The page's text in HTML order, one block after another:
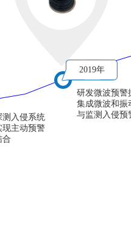
测入侵系统
现主动预警
合
2019年
研发微波预警
集成微波和振
与监测入侵预